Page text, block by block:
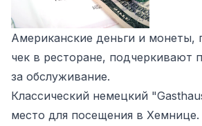
Американские деньги и
чек в ресторане, подчеркивают
за обслуживание.
Классический немецкий
место для посещения в